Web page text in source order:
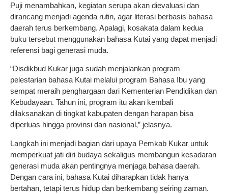
Puji menambahkan, kegiatan serupa akan dievaluasi dan
dirancang menjadi agenda rutin, agar literasi berbasis bahasa
daerah terus berkembang. Apalagi, kosakata dalam kedua
buku tersebut menggunakan bahasa Kutai yang dapat menjadi
referensi bagi generasi muda.
“Disdikbud Kukar juga sudah menjalankan program
pelestarian bahasa Kutai melalui program Bahasa Ibu yang
sempat meraih penghargaan dari Kementerian Pendidikan dan
Kebudayaan. Tahun ini, program itu akan kembali
dilaksanakan di tingkat kabupaten dengan harapan bisa
diperluas hingga provinsi dan nasional,” jelasnya.
Langkah ini menjadi bagian dari upaya Pemkab Kukar untuk
memperkuat jati diri budaya sekaligus membangun kesadaran
generasi muda akan pentingnya menjaga bahasa daerah.
Dengan cara ini, bahasa Kutai diharapkan tidak hanya
bertahan, tetapi terus hidup dan berkembang seiring zaman.